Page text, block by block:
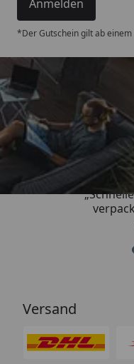
Anmelden
*Der Gutschein gilt ab
Versand